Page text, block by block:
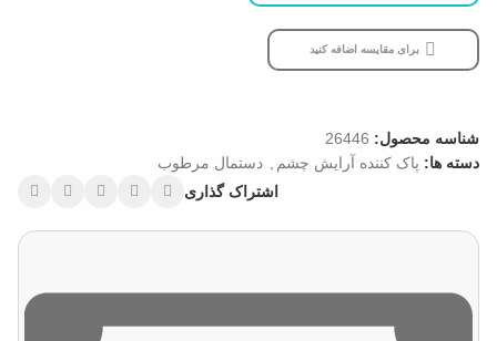
برای مقایسه اضافه کنید
شناسه محصول: 26446
دسته ها: پاک کننده آرایش چشم
دستمال مرطوب
اشتراک گذاری